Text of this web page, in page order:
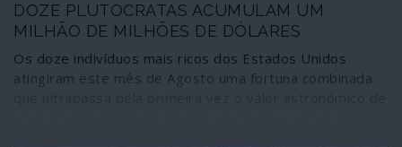
DOZE PLUTOCRATAS ACUMULAM UM
MILHÃO DE MILHÕES DE DÓLARES
Os doze indivíduos mais ricos dos Estados Unidos
atingiram este mês de Agosto uma fortuna combinada